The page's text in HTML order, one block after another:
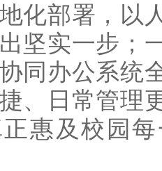
化部署，以
坚实一步；
同办公系统
、日常管理
惠及校园